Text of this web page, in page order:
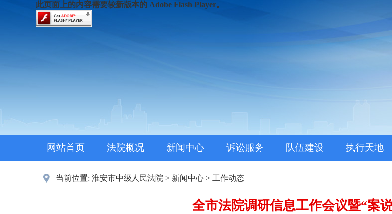
此页面上的内容需要较新版本的 Adobe Flash Player。
网站首页 法院概况 新闻中心 诉讼服务 队伍建设 执行天地
当前位置: 淮安市中级人民法院 > 新闻中心 > 工作动态
全市法院调研信息工作会议暨“案